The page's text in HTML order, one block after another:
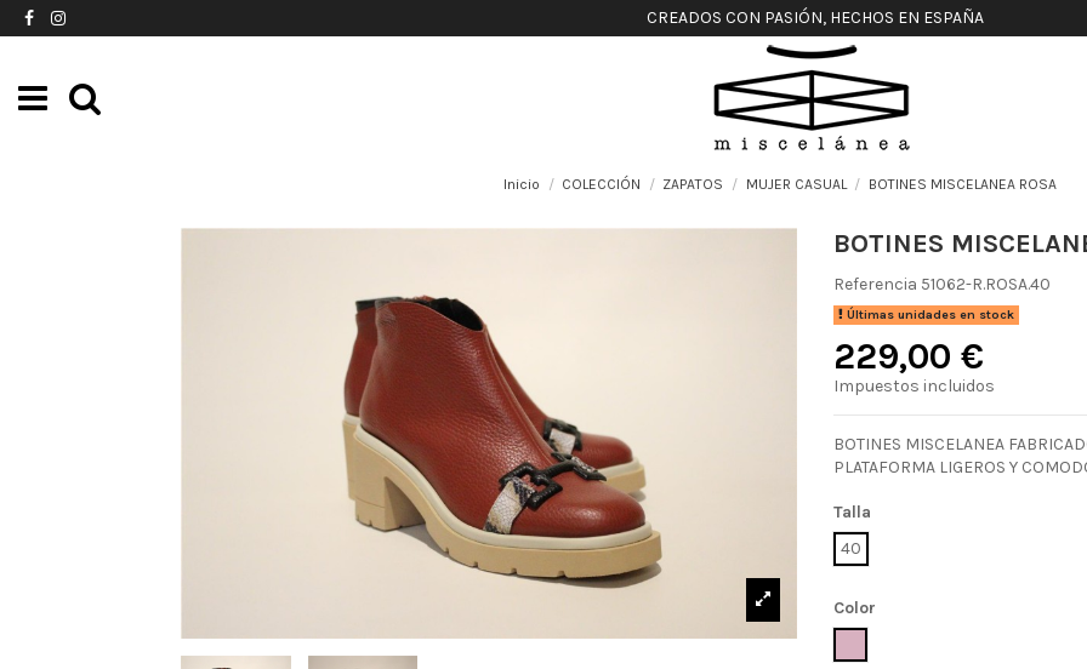
CREADOS CON PASIÓN, HECHOS EN ESPAÑA
Inicio COLECCIÓN ZAPATOS MUJER CASUAL BOTINES MISCELANEA ROSA
BOTINES
Referencia 51062-R.ROSA.40
Últimas unidades en stock
229,00 €
Impuestos incluidos
BOTINES MISCELANEA
PLATAFORMA LIGEROS Y
Talla
40
Color